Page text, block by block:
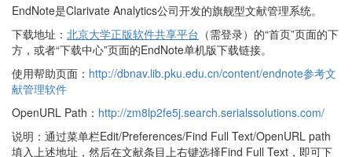
EndNote是Clarivate Analytics公司开发的旗舰型文献管理系统。
下载地址： 北京大学正版软件共享平台 （需登录）的“首页”页面的下
方，或者“下载中心”页面的EndNote单机版下载链接。
使用帮助页面： http://dbnav.lib.pku.edu.cn/content/endnote参考文
献管理软件
OpenURL Path： http://zm8lp2fe5j.search.serialssolutions.com/
说明：通过菜单栏Edit/Preferences/Find Full Text/OpenURL path
填入上述地址，然后在文献条目上右键选择Find Full Text，即可下